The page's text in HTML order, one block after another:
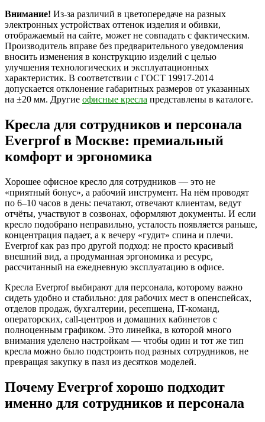
Внимание! Из-за различий в цветопередаче на разных
электронных устройствах оттенок изделия и обивки,
отображаемый на сайте, может не совпадать с фактическим.
Производитель вправе без предварительного уведомления
вносить изменения в конструкцию изделий с целью
улучшения технологических и эксплуатационных
характеристик. В соответствии с ГОСТ 19917-2014
допускается отклонение габаритных размеров от указанных
на ±20 мм. Другие офисные кресла представлены в каталоге.
Кресла для сотрудников и персонала
Everprof в Москве: премиальный
комфорт и эргономика
Хорошее офисное кресло для сотрудников — это не
«приятный бонус», а рабочий инструмент. На нём проводят
по 6–10 часов в день: печатают, отвечают клиентам, ведут
отчёты, участвуют в созвонах, оформляют документы. И если
кресло подобрано неправильно, усталость появляется раньше,
концентрация падает, а к вечеру «гудит» спина и плечи.
Everprof как раз про другой подход: не просто красивый
внешний вид, а продуманная эргономика и ресурс,
рассчитанный на ежедневную эксплуатацию в офисе.
Кресла Everprof выбирают для персонала, которому важно
сидеть удобно и стабильно: для рабочих мест в опенспейсах,
отделов продаж, бухгалтерии, ресепшена, IT-команд,
операторских, call-центров и домашних кабинетов с
полноценным графиком. Это линейка, в которой много
внимания уделено настройкам — чтобы один и тот же тип
кресла можно было подстроить под разных сотрудников, не
превращая закупку в пазл из десятков моделей.
Почему Everprof хорошо подходит
именно для сотрудников и персонала